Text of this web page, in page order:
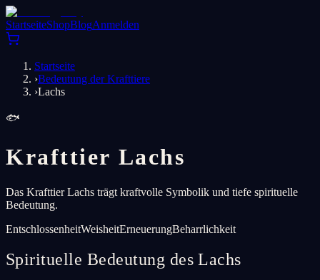
StartseiteShopBlogAnmelden
Startseite
›Bedeutung der Krafttiere
›Lachs
🐟
Krafttier Lachs
Das Krafttier Lachs trägt kraftvolle Symbolik und tiefe spirituelle
Bedeutung.
EntschlossenheitWeisheitErneuerungBeharrlichkeit
Spirituelle Bedeutung des Lachs